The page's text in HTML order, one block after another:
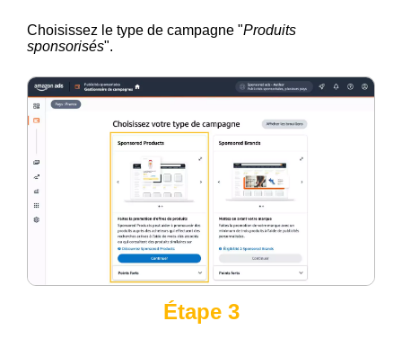
Choisissez le type de campagne "Produits
sponsorisés".
Étape 3